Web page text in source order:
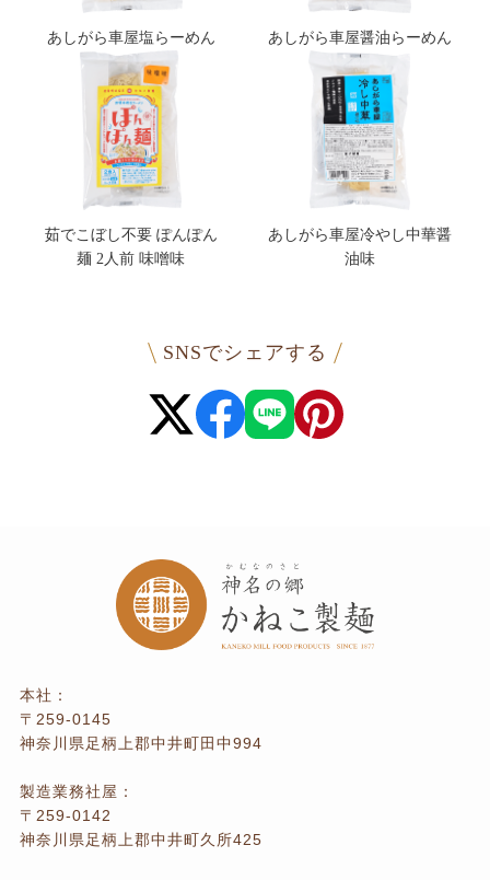
あしがら車屋塩らーめん あしがら車屋醤油らーめん
茹でこぼし不要 ぽんぽん
麺 2人前 味噌味
あしがら車屋冷やし中華醤
油味
SNSでシェアする
本社：
〒259-0145
神奈川県足柄上郡中井町田中994
製造業務社屋：
〒259-0142
神奈川県足柄上郡中井町久所425